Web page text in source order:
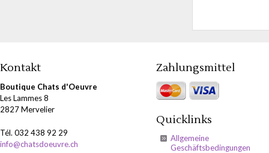
Kontakt
Boutique Chats d'Oeuvre
Les Lammes 8
2827 Mervelier
Tél. 032 438 92 29
info@chatsdoeuvre.ch
Zahlungsmittel
Quicklinks
Allgemeine
Geschäftsbedingungen